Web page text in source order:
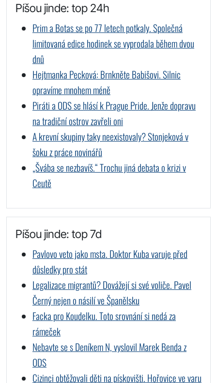
Píšou jinde: top 24h
Prim a Botas se po 77 letech potkaly. Společná
limitovaná edice hodinek se vyprodala během dvou
dnů
Hejtmanka Pecková: Brnkněte Babišovi. Silnic
opravíme mnohem méně
Piráti a ODS se hlásí k Prague Pride. Jenže dopravu
na tradiční ostrov zavřeli oni
A krevní skupiny taky neexistovaly? Stonjeková v
šoku z práce novinářů
„Švába se nezbavíš.“ Trochu jiná debata o krizi v
Ceutě
Píšou jinde: top 7d
Pavlovo veto jako msta. Doktor Kuba varuje před
důsledky pro stát
Legalizace migrantů? Dovážejí si své voliče. Pavel
Černý nejen o násilí ve Španělsku
Facka pro Koudelku. Toto srovnání si nedá za
rámeček
Nebavte se s Deníkem N, vyslovil Marek Benda z
ODS
Cizinci obtěžovali děti na pískovišti. Hořovice ve varu